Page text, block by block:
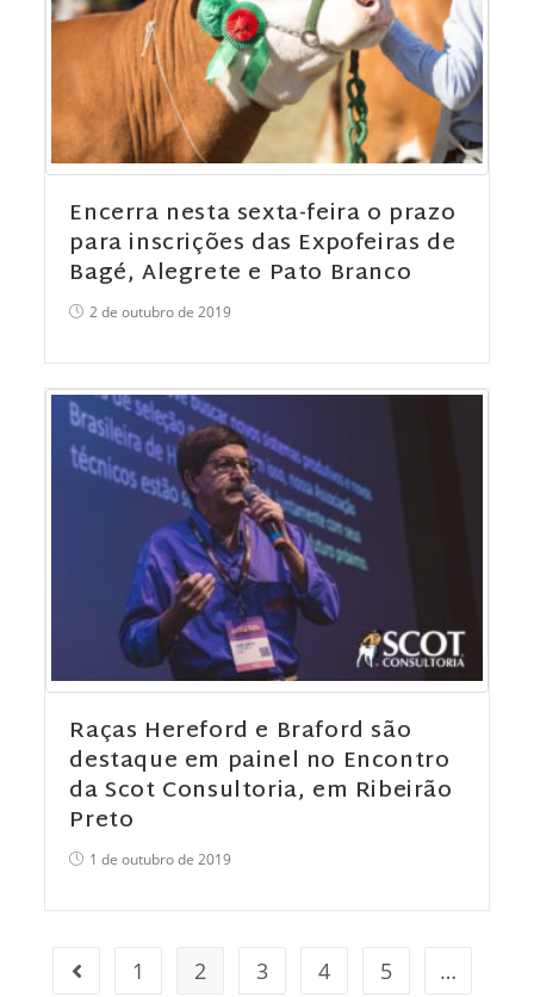
Encerra nesta sexta-feira o prazo
para inscrições das Expofeiras de
Bagé, Alegrete e Pato Branco
2 de outubro de 2019
Raças Hereford e Braford são
destaque em painel no Encontro
da Scot Consultoria, em Ribeirão
Preto
1 de outubro de 2019
1 2 3 4 5 …